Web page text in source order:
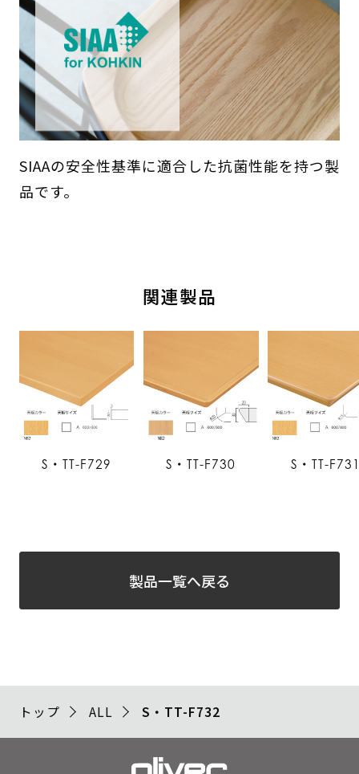
SIAAの安全性基準に適合した抗菌性能を持つ製
品です。
関連製品
S・TT-F729 S・TT-F730 S・TT-
製品一覧へ戻る
トップ ALL S・TT-F732